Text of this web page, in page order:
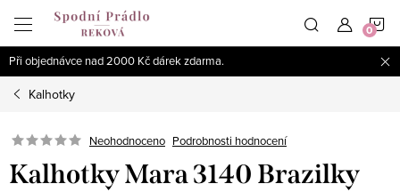
obsah
Při objednávce nad 2000 Kč dárek zdarma.
Kalhotky
Neohodnoceno Podrobnosti hodnocení
Kalhotky Mara 3140 Brazilky